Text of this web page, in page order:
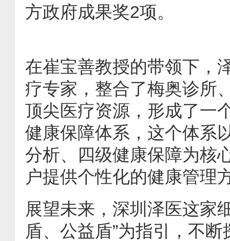
方政府成果奖2项。
在崔宝善教授的带领下，
疗专家，整合了梅奥诊所
顶尖医疗资源，形成了一
健康保障体系，这个体系
分析、四级健康保障为核
户提供个性化的健康管理
展望未来，深圳泽医这家
盾、公益盾”为指引，不